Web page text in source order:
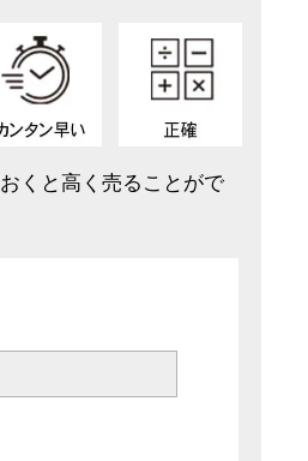
くと高く売ることがで